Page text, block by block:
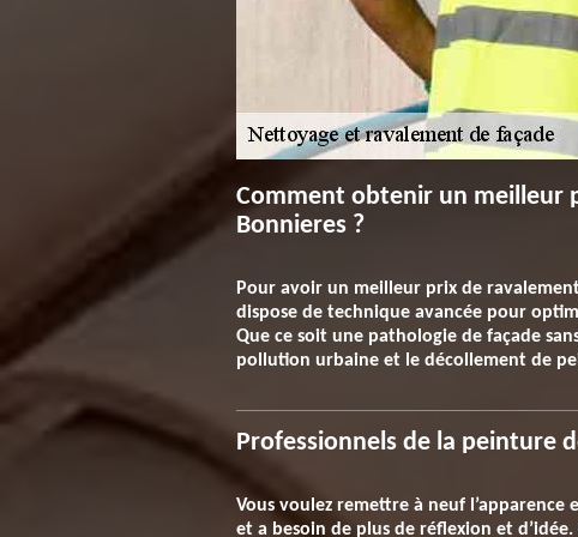
Comment obtenir un meilleur
Bonnieres ?
Pour avoir un meilleur prix de
dispose de technique avancée pour
Que ce soit une pathologie de façade
pollution urbaine et le décollement de
Professionnels de la peinture
Vous voulez remettre à neuf
et a besoin de plus de réflexion et